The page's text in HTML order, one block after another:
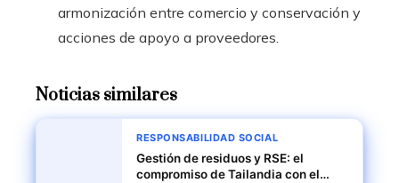
armonización entre comercio y conservación y
acciones de apoyo a proveedores.
Noticias similares
RESPONSABILIDAD SOCIAL
Gestión de residuos y RSE: el
compromiso de Tailandia con el